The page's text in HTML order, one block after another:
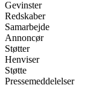
Gevinster
Redskaber
Samarbejde
Annoncør
Støtter
Henviser
Støtte
Pressemeddelelser